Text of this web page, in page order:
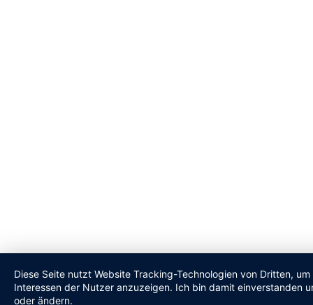
Diese Seite nutzt Website Tracking-Technologien von Dritten,
Interessen der Nutzer anzuzeigen. Ich bin damit einverstanden
oder ändern.